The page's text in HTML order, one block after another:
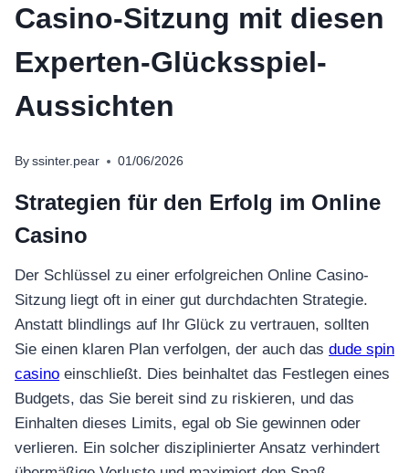
Casino-Sitzung mit diesen
Experten-Glücksspiel-
Aussichten
By ssinter.pear 01/06/2026
Strategien für den Erfolg im Online
Casino
Der Schlüssel zu einer erfolgreichen Online Casino-
Sitzung liegt oft in einer gut durchdachten Strategie.
Anstatt blindlings auf Ihr Glück zu vertrauen, sollten
Sie einen klaren Plan verfolgen, der auch das dude spin
casino einschließt. Dies beinhaltet das Festlegen eines
Budgets, das Sie bereit sind zu riskieren, und das
Einhalten dieses Limits, egal ob Sie gewinnen oder
verlieren. Ein solcher disziplinierter Ansatz verhindert